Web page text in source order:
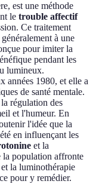
est une méthode
le trouble affectif
Ce traitement
à une
pour imiter la
pendant les
lumineux.
années 1980, et elle a
de santé mentale.
régulation des
et l'humeur. En
l'idée que la
en influençant les
et la
population affronte
la luminothérapie
pour y remédier.